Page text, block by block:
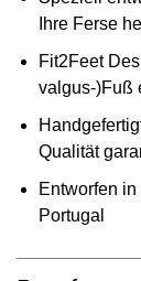
Ihre Ferse
Fit2Feet
valgus-)Fuß
Qualität
Entworfen
Portugal